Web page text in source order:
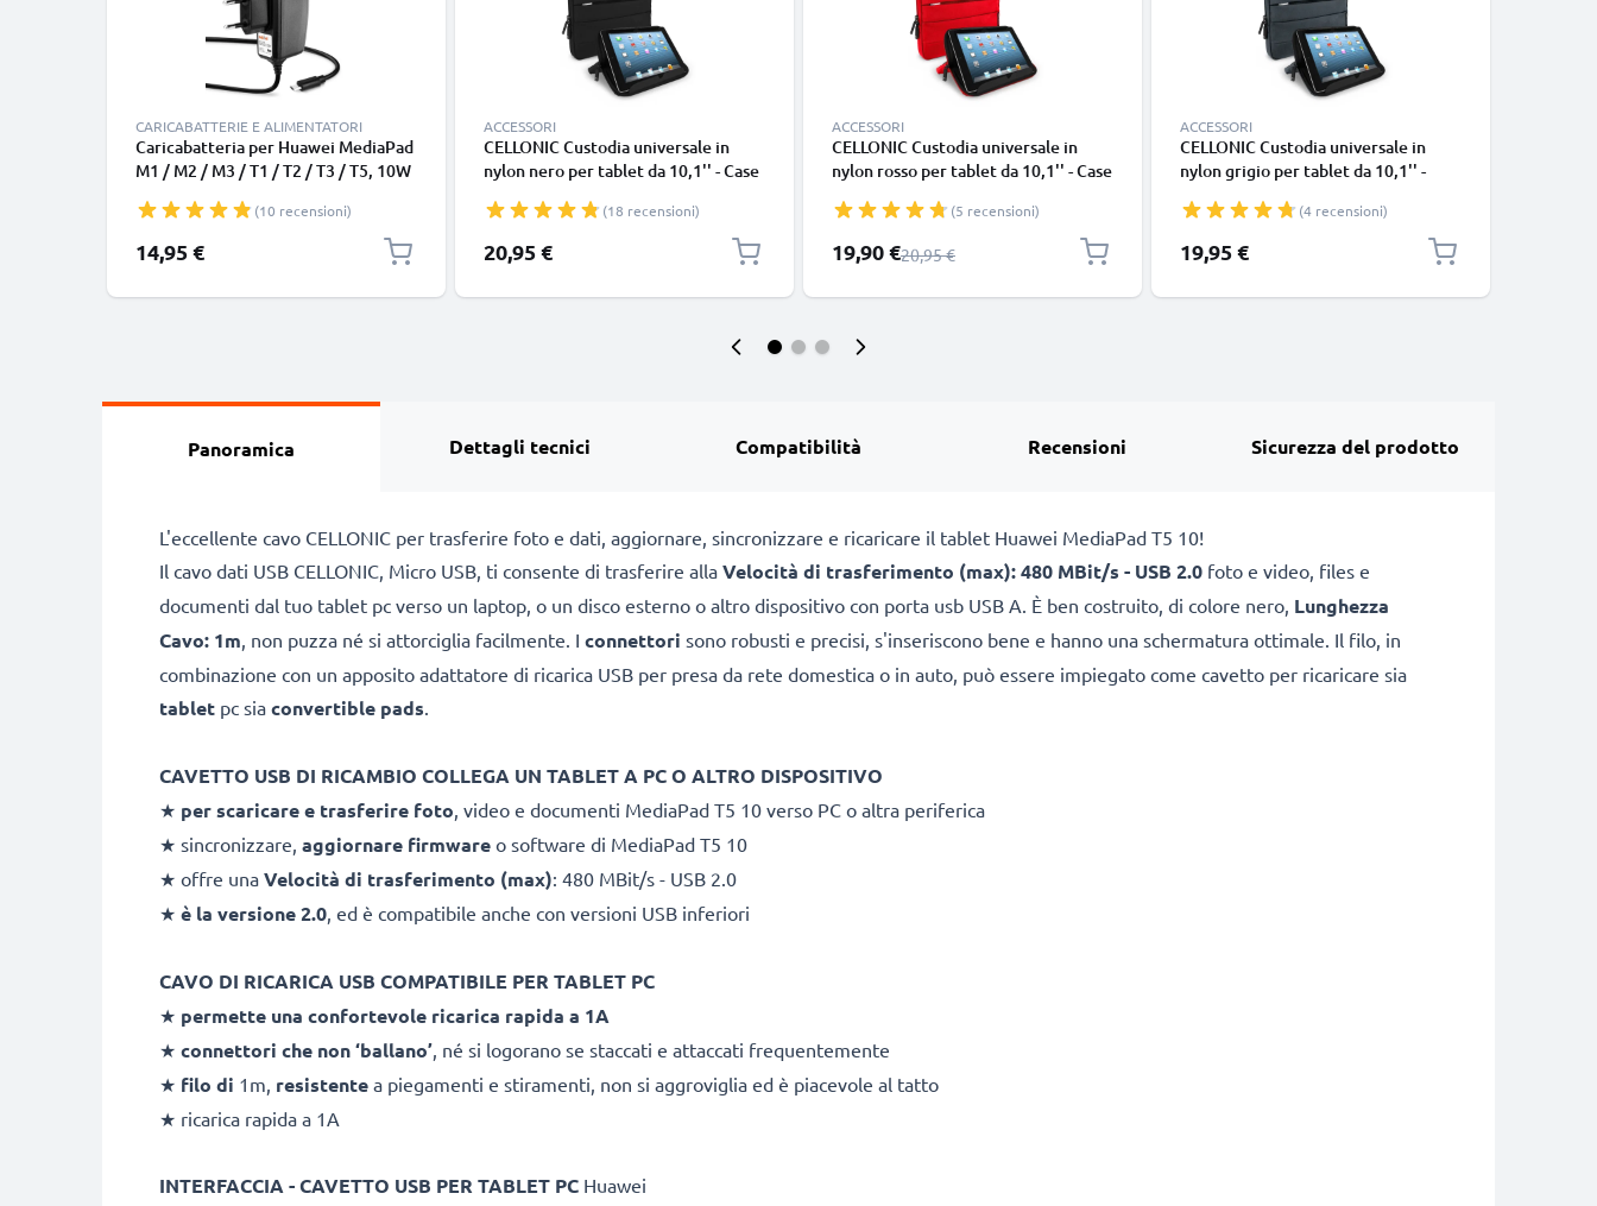
CARICABATTERIE E ALIMENTATORI
Caricabatteria per Huawei MediaPad
M1 / M2 / M3 / T1 / T2 / T3 / T5, 10W
spina europea
(10 recensioni)
14,95 €
ACCESSORI
CELLONIC Custodia universale in
nylon nero per tablet da 10,1'' - Case
shock, idrorepellente, compatibile
anche con e-reader/laptop
(18 recensioni)
20,95 €
ACCESSORI
CELLONIC Custodia universale in
nylon rosso per tablet da 10,1'' - Case
shock, idrorepellente, compatibile
anche con e-reader/laptop
(5 recensioni)
Prezzo speciale
19,90 €Prezzo normale
20,95 €
ACCESSORI
CELLONIC Custodia universale in
nylon grigio per tablet da 10,1'' -
anti-shock, idrorepellente,
compatibile anche con e-
reader/laptop
(4 recensioni)
19,95 €
Panoramica Dettagli tecnici Compatibilità Recensioni Sicurezza del prodotto
L'eccellente cavo CELLONIC per trasferire foto e dati, aggiornare, sincronizzare e ricaricare il tablet Huawei MediaPad T5 10!
Il cavo dati USB CELLONIC, Micro USB, ti consente di trasferire alla Velocità di trasferimento (max): 480 MBit/s - USB 2.0 foto e video, files e
documenti dal tuo tablet pc verso un laptop, o un disco esterno o altro dispositivo con porta usb USB A. È ben costruito, di colore nero, Lunghezza
Cavo: 1m, non puzza né si attorciglia facilmente. I connettori sono robusti e precisi, s'inseriscono bene e hanno una schermatura ottimale. Il filo, in
combinazione con un apposito adattatore di ricarica USB per presa da rete domestica o in auto, può essere impiegato come cavetto per ricaricare sia
tablet pc sia convertible pads.
CAVETTO USB DI RICAMBIO COLLEGA UN TABLET A PC O ALTRO DISPOSITIVO
★ per scaricare e trasferire foto, video e documenti MediaPad T5 10 verso PC o altra periferica
★ sincronizzare, aggiornare firmware o software di MediaPad T5 10
★ offre una Velocità di trasferimento (max): 480 MBit/s - USB 2.0
★ è la versione 2.0, ed è compatibile anche con versioni USB inferiori
CAVO DI RICARICA USB COMPATIBILE PER TABLET PC
★ permette una confortevole ricarica rapida a 1A
★ connettori che non ‘ballano’, né si logorano se staccati e attaccati frequentemente
★ filo di 1m, resistente a piegamenti e stiramenti, non si aggroviglia ed è piacevole al tatto
★ ricarica rapida a 1A
INTERFACCIA - CAVETTO USB PER TABLET PC Huawei